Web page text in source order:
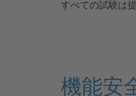
すべての試験は
機能安